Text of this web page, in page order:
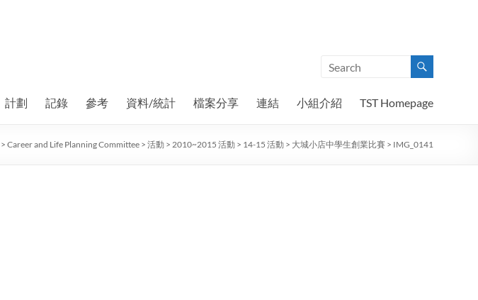
計劃 記錄 參考 資料/統計 檔案分享 連結 小組介紹 TST Homepage
> Career and Life Planning Committee > 活動 > 2010~2015 活動 > 14-15 活動 > 大城小店中學生創業比賽 > IMG_0141